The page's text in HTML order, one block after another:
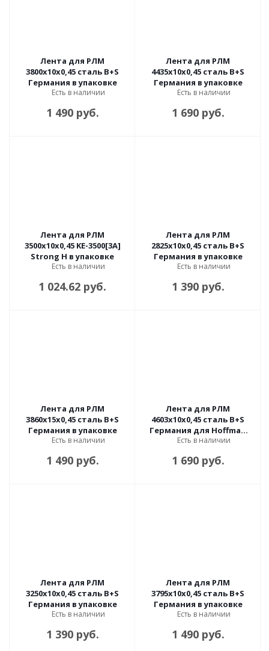
Лента для РЛМ
3800х10х0,45 сталь B+S
Германия в упаковке
Есть в наличии
1 490 руб.
Лента для РЛМ
4435х10х0,45 сталь B+S
Германия в упаковке
Есть в наличии
1 690 руб.
Лента для РЛМ
3500х10х0,45 KE-3500[3A]
Strong H в упаковке
Есть в наличии
1 024.62 руб.
Лента для РЛМ
2825х10х0,45 сталь B+S
Германия в упаковке
Есть в наличии
1 390 руб.
Лента для РЛМ
3860х15х0,45 сталь B+S
Германия в упаковке
Есть в наличии
1 490 руб.
Лента для РЛМ
4603х10х0,45 сталь B+S
Германия для Hoffman
HF-400TF/1100/1
Есть в наличии
1 690 руб.
Лента для РЛМ
3250х10х0,45 сталь B+S
Германия в упаковке
Есть в наличии
1 390 руб.
Лента для РЛМ
3795х10х0,45 сталь B+S
Германия в упаковке
Есть в наличии
1 490 руб.